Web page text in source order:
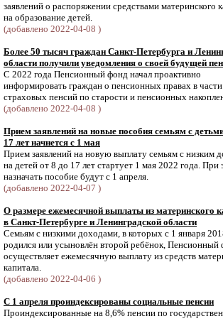
заявлений о распоряжении средствами материнского
на образование детей.
(добавлено 2022-04-08 )
Более 50 тысяч граждан Санкт-Петербурга и
области получили уведомления о своей будущей
С 2022 года Пенсионный фонд начал проактивно
информировать граждан о пенсионных правах в части
страховых пенсий по старости и пенсионных
(добавлено 2022-04-08 )
Прием заявлений на новые пособия семьям с
17 лет начнется с 1 мая
Прием заявлений на новую выплату семьям с низким
на детей от 8 до 17 лет стартует 1 мая 2022 года. При
назначать пособие будут с 1 апреля.
(добавлено 2022-04-07 )
О размере ежемесячной выплаты из материнского
в Санкт-Петербурге и Ленинградской области
Семьям с низкими доходами, в которых с 1 января
родился или усыновлён второй ребёнок, Пенсионный
осуществляет ежемесячную выплату из средств
капитала.
(добавлено 2022-04-06 )
С 1 апреля проиндексированы социальные пенсии
Проиндексированные на 8,6% пенсии по